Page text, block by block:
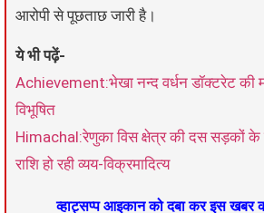
आरोपी से पूछताछ जारी है।
ये भी पढ़ें-
Achievement:भेखा नन्द वर्धन डॉक्टरेट की
विभूषित
Himachal:रेणुका विस क्षेत्र की दस सड़कों के
राशि हो रही व्यय-विक्रमादित्य
व्हाट्सप्प आइकान को दबा कर इस